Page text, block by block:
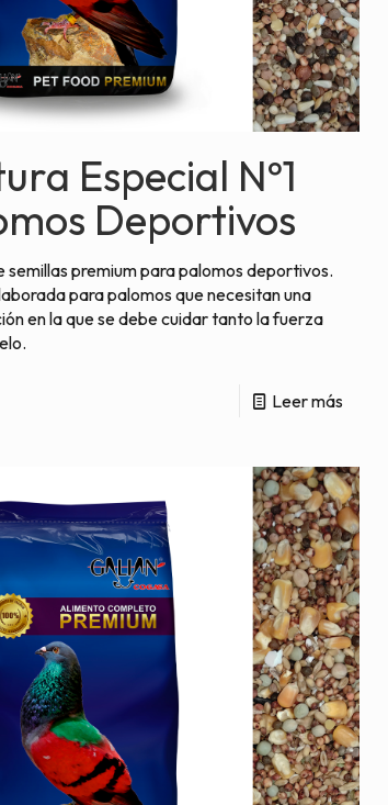
Especial Nº1
Deportivos
semillas premium para palomos deportivos.
para palomos que necesitan una
en la que se debe cuidar tanto la fuerza
Leer más